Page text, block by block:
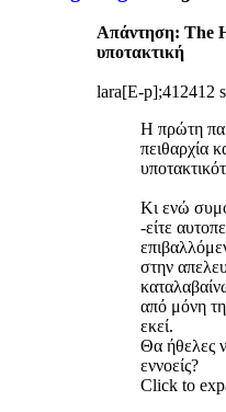
Απάντηση: The
υποτακτική
lara[E-p];412412
Η πρώτη
πειθαρχία
Κι ενώ
-είτε
στην
από μόνη
εκεί.
Θα ήθελες
εννοείς?
Click to